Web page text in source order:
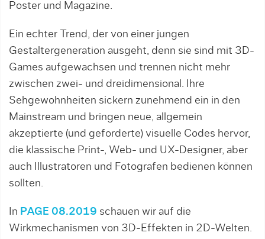
Poster und Magazine.
Ein echter Trend, der von einer jungen
Gestaltergeneration ausgeht, denn sie sind mit 3D-
Games aufgewachsen und trennen nicht mehr
zwischen zwei- und dreidimensional. Ihre
Sehgewohnheiten sickern zunehmend ein in den
Mainstream und bringen neue, allgemein
akzeptierte (und geforderte) visuelle Codes hervor,
die klassische Print-, Web- und UX-Designer, aber
auch Illustratoren und Fotografen bedienen können
sollten.
In PAGE 08.2019 schauen wir auf die
Wirkmechanismen von 3D-Effekten in 2D-Welten.